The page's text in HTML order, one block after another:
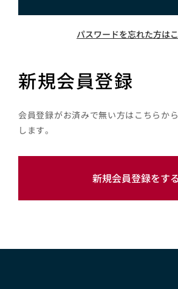
パスワードを忘れた方は
新規会員登録
会員登録がお済みで無い方はこちらか
します。
新規会員登録をする